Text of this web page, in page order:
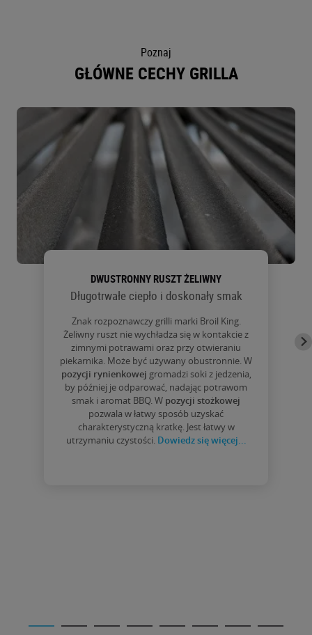
Poznaj
GŁÓWNE CECHY GRILLA
DWUSTRONNY RUSZT ŻELIWNY
Długotrwałe ciepło i doskonały smak
Znak rozpoznawczy grilli marki Broil King.
Żeliwny ruszt nie wychładza się w kontakcie z
zimnymi potrawami oraz przy otwieraniu
piekarnika. Może być używany obustronnie. W
pozycji rynienkowej gromadzi soki z jedzenia,
by później je odparować, nadając potrawom
smak i aromat BBQ. W pozycji stożkowej
pozwala w łatwy sposób uzyskać
charakterystyczną kratkę. Jest łatwy w
utrzymaniu czystości. Dowiedz się więcej...